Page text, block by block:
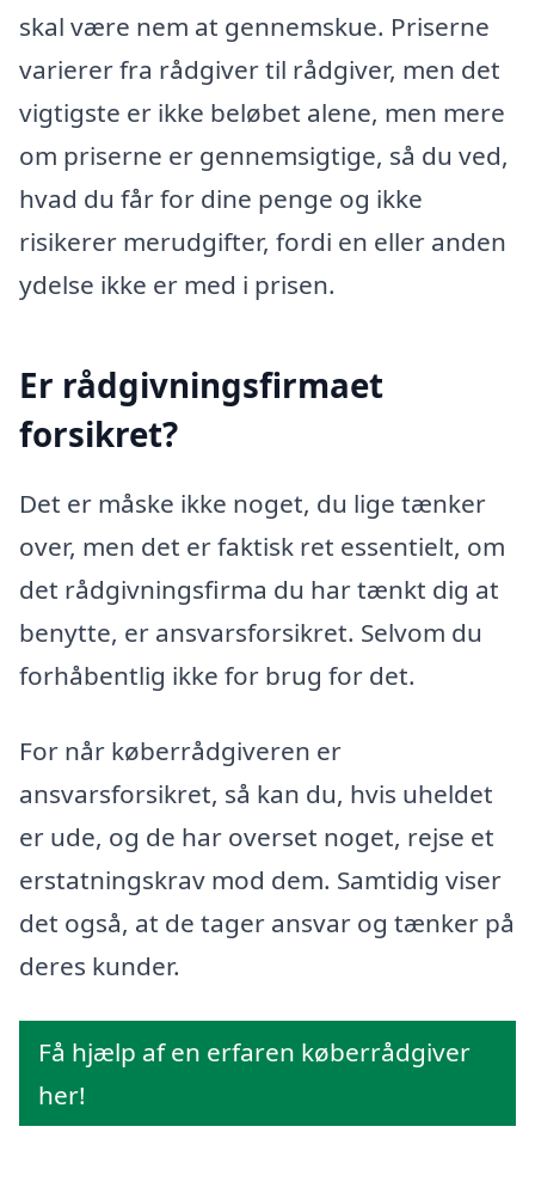
skal være nem at gennemskue. Priserne
varierer fra rådgiver til rådgiver, men det
vigtigste er ikke beløbet alene, men mere
om priserne er gennemsigtige, så du ved,
hvad du får for dine penge og ikke
risikerer merudgifter, fordi en eller anden
ydelse ikke er med i prisen.
Er rådgivningsfirmaet
forsikret?
Det er måske ikke noget, du lige tænker
over, men det er faktisk ret essentielt, om
det rådgivningsfirma du har tænkt dig at
benytte, er ansvarsforsikret. Selvom du
forhåbentlig ikke for brug for det.
For når køberrådgiveren er
ansvarsforsikret, så kan du, hvis uheldet
er ude, og de har overset noget, rejse et
erstatningskrav mod dem. Samtidig viser
det også, at de tager ansvar og tænker på
deres kunder.
Få hjælp af en erfaren køberrådgiver
her!